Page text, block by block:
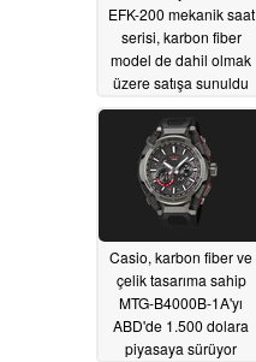
EFK-200 mekanik saat
serisi, karbon fiber
model de dahil olmak
üzere satışa sunuldu
06/12/2026
Casio, karbon fiber ve
çelik tasarıma sahip
MTG-B4000B-1A'yı
ABD'de 1.500 dolara
piyasaya sürüyor